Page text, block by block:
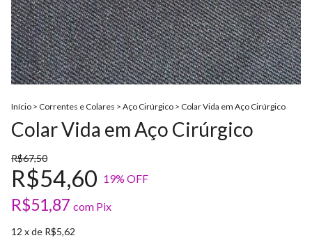
Início > Correntes e Colares > Aço Cirúrgico > Colar Vida em Aço Cirúrgico
Colar Vida em Aço Cirúrgico
R$67,50
R$54,60 19% OFF
R$51,87 com Pix
12 x de R$5,62